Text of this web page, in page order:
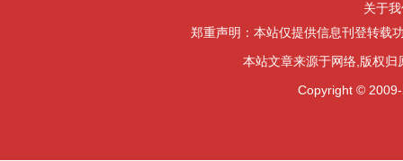
关于
郑重声明：本站仅提供信息刊登转载
本站文章来源于网络,版权
Copyright ©